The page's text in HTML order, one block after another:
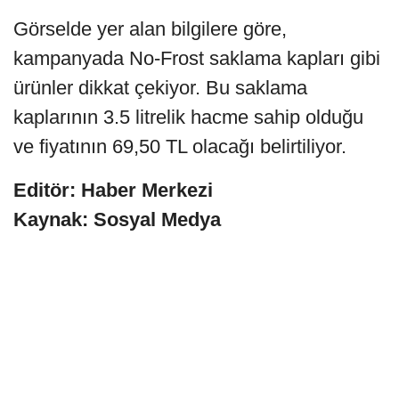
Görselde yer alan bilgilere göre,
kampanyada No-Frost saklama kapları gibi
ürünler dikkat çekiyor. Bu saklama
kaplarının 3.5 litrelik hacme sahip olduğu
ve fiyatının 69,50 TL olacağı belirtiliyor.
Editör: Haber Merkezi
Kaynak: Sosyal Medya